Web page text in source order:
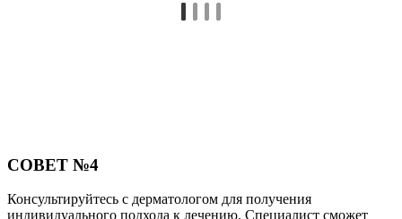
СОВЕТ №4
Консультируйтесь с дерматологом для получения
индивидуального подхода к лечению. Специалист сможет